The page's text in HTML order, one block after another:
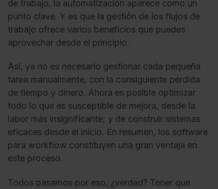
de trabajo, la automatización aparece como un
punto clave. Y es que la gestión de los flujos de
trabajo ofrece varios beneficios que puedes
aprovechar desde el principio.
Así, ya no es necesario gestionar cada pequeña
tarea manualmente, con la consiguiente pérdida
de tiempo y dinero. Ahora es posible optimizar
todo lo que es susceptible de mejora, desde la
labor más insignificante; y de construir sistemas
eficaces desde el inicio. En resumen, los software
para workflow constituyen una gran ventaja en
este proceso.
Todos pasamos por eso, ¿verdad? Tener que